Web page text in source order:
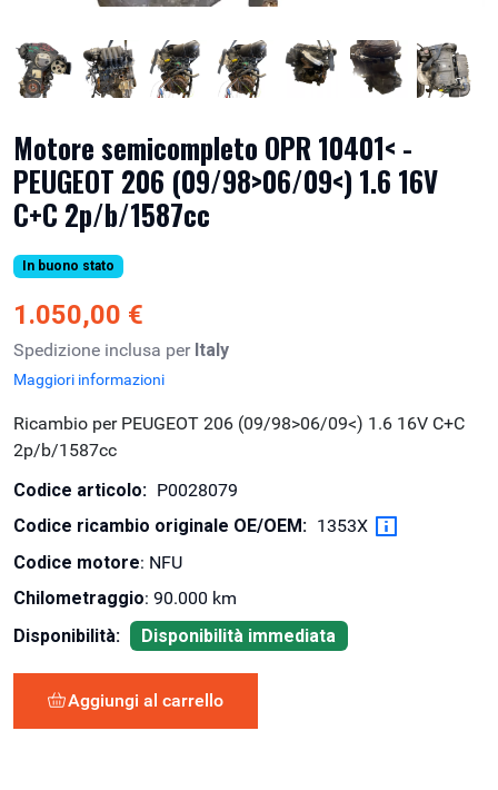
Motore semicompleto OPR 10401< -
PEUGEOT 206 (09/98>06/09<) 1.6 16V
C+C 2p/b/1587cc
In buono stato
1.050,00 €
Spedizione inclusa per Italy
Maggiori informazioni
Ricambio per PEUGEOT 206 (09/98>06/09<) 1.6 16V C+C
2p/b/1587cc
Codice articolo: P0028079
Codice ricambio originale OE/OEM: 1353X
Codice motore: NFU
Chilometraggio: 90.000 km
Disponibilità:
Disponibilità immediata
Aggiungi al carrello